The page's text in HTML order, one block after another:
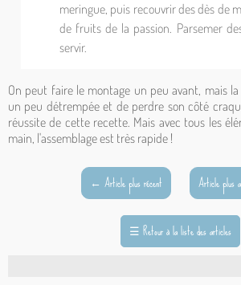
meringue, puis recouvrir des dès de
de fruits de la passion. Parsemer
servir.
On peut faire le montage un peu avant, mais
un peu détrempée et de perdre son côté
réussite de cette recette. Mais avec tous les
main, l'assemblage est très rapide !
← Article plus récent Article plus
☰Retour à la liste des articles